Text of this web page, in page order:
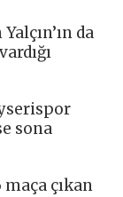
da
sona
maça çıkan